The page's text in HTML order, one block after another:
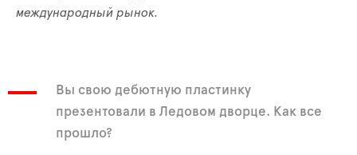
международный рынок.
Вы свою дебютную пластинку
презентовали в Ледовом дворце. Как все
прошло?